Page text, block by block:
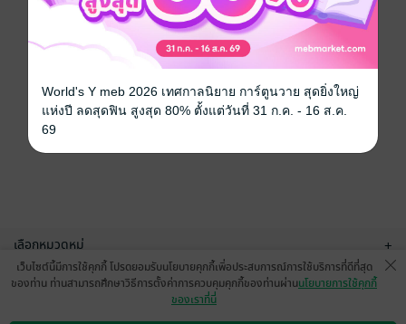
เลือกหมวดหมู่ +
บริการช่วยเหลือ
เว็บไซต์นี้มีการใช้คุกกี้ โปรดยอมรับนโยบายคุกกี้เพื่อประสบการณ์การใช้บริการที่ดีที่สุด
ของท่าน ท่านสามารถศึกษาวิธีการตั้งค่าการควบคุมคุกกี้ของท่านผ่านนโยบายการใช้คุกกี้
ของเราที่นี่
World's Y meb 2026 เทศกาลนิยาย การ์ตูนวาย สุดยิ่งใหญ่
แห่งปี ลดสุดฟิน สูงสุด 80% ตั้งแต่วันที่ 31 ก.ค. - 16 ส.ค.
69